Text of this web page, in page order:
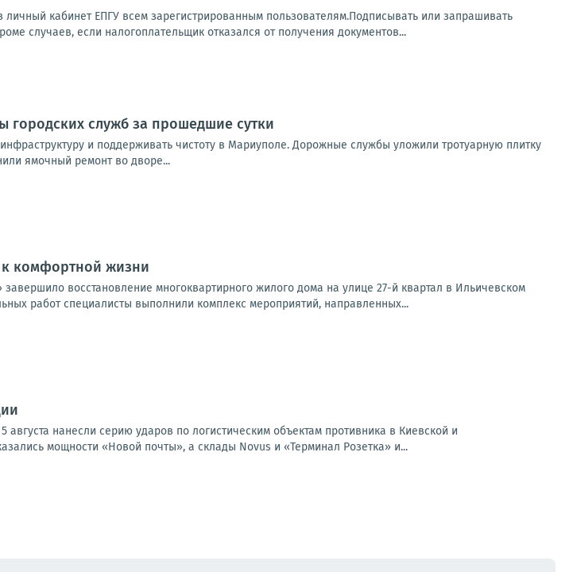
кабинет ЕПГУ всем зарегистрированным пользователям.Подписывать или запрашивать
случаев, если налогоплательщик отказался от получения документов...
городских служб за прошедшие сутки
и поддерживать чистоту в Мариуполе. Дорожные службы уложили тротуарную плитку
ямочный ремонт во дворе...
комфортной жизни
восстановление многоквартирного жилого дома на улице 27-й квартал в Ильичевском
работ специалисты выполнили комплекс мероприятий, направленных...
августа нанесли серию ударов по логистическим объектам противника в Киевской и
мощности «Новой почты», а склады Novus и «Терминал Розетка» и...